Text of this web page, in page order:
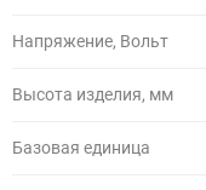
Напряжение, Вольт
Высота изделия, мм
Базовая единица